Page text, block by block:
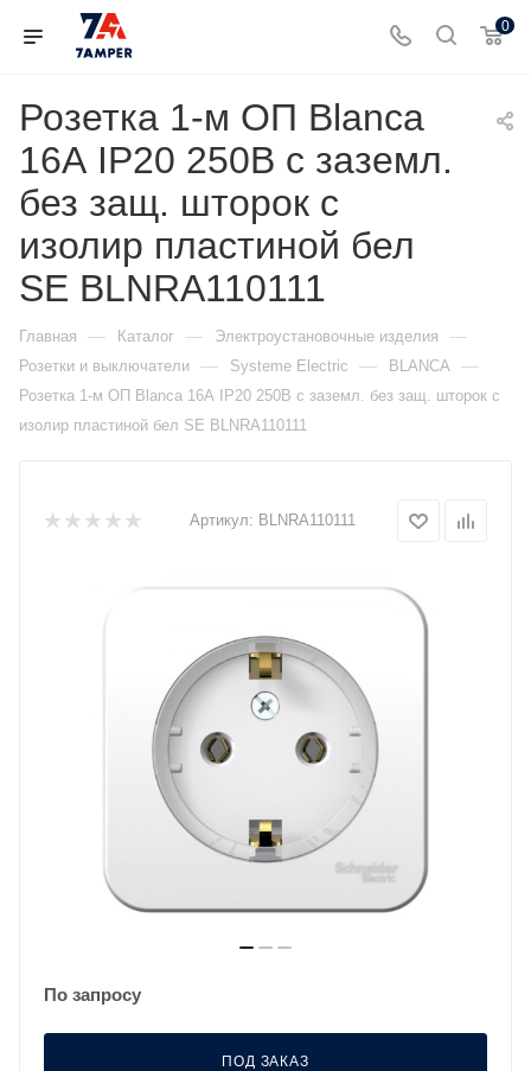
0
Розетка 1-м ОП Blanca
16А IP20 250В с заземл.
без защ. шторок с
изолир пластиной бел
SE BLNRA110111
Главная — Каталог — Электроустановочные изделия —
Розетки и выключатели — Systeme Electric — BLANCA —
Розетка 1-м ОП Blanca 16А IP20 250В с заземл. без защ. шторок с
изолир пластиной бел SE BLNRA110111
Артикул: BLNRA110111
По запросу
ПОД ЗАКАЗ